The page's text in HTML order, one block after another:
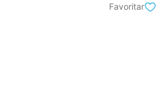
Favoritar